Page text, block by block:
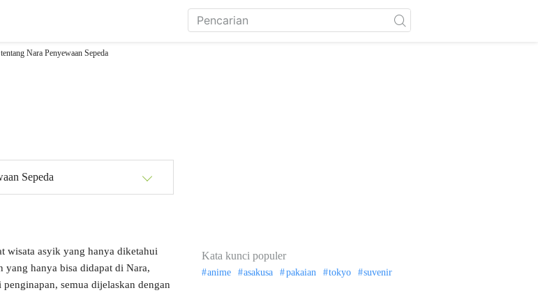
Nara Penyewaan Sepeda
Sepeda
wisata asyik yang hanya diketahui
yang hanya bisa didapat di Nara,
semua dijelaskan dengan
Kata kunci populer
anime asakusa pakaian tokyo suvenir